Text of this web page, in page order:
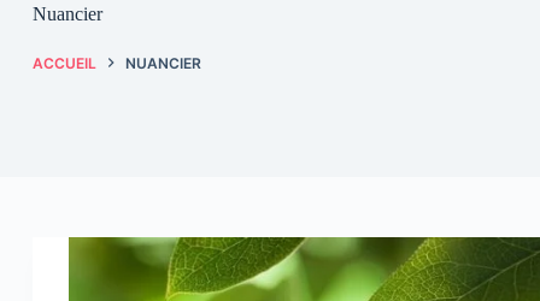
Nuancier
ACCUEIL NUANCIER